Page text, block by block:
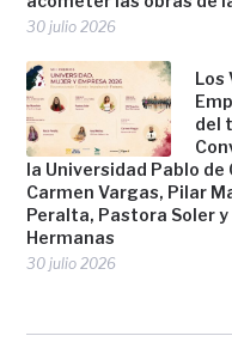
30 julio 2026
Los
del
la Universidad Pablo
Carmen Vargas, Pilar
Peralta, Pastora Soler
Hermanas
30 julio 2026